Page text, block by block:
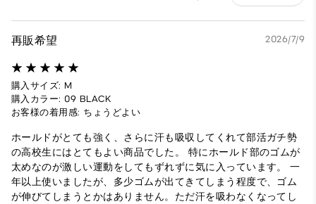
再販希望 2026/7/9
購入サイズ: M
購入カラー: 09 BLACK
お客様の着用感: ちょうどよい
ホールドがとても強く、さらに汗も吸収してくれて部活ガチ勢
の高校生にはとてもよい商品でした。 特にホールド部のゴムが
太めなのが激しい運動をしてもずれずに気に入っています。 一
年以上使いましたが、多少ゴムが出てきてしまう程度で、ゴム
が伸びてしまうとかはありません。ただ汗を吸わなくなってし